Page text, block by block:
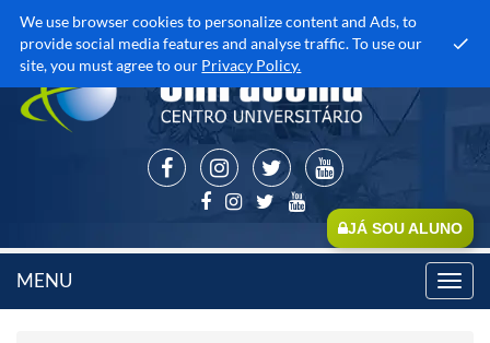
We use browser cookies to personalize content and Ads, to
provide social media features and analyse traffic. To use our
site, you must agree to our Privacy Policy.
JÁ SOU ALUNO
MENU